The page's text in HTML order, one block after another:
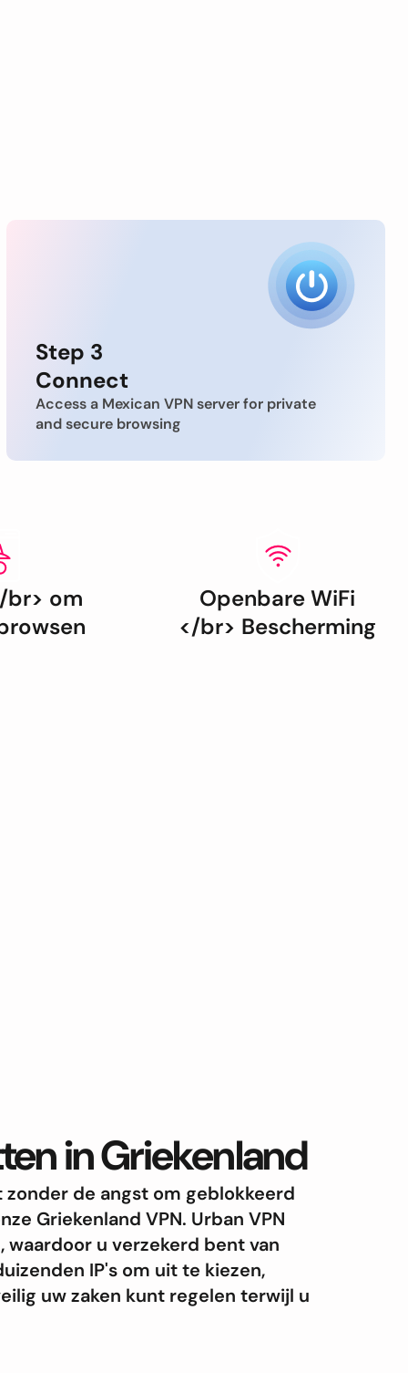
Step 3
Connect
Access a Mexican VPN server for private
and secure browsing
br> om
Openbare WiFi
</br> Bescherming
in Griekenland
de angst om geblokkeerd
Griekenland VPN. Urban VPN
u verzekerd bent van
IP's om uit te kiezen,
uw zaken kunt regelen terwijl u